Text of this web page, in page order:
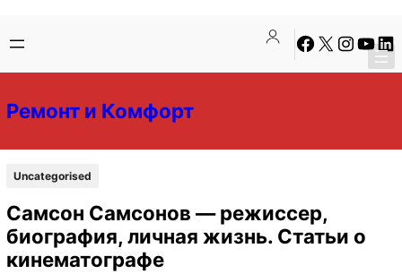
содержимому
содержимому
Facebook
X Instagram
Ремонт и Комфорт
Uncategorised
Самсон Самсонов — режиссер,
биография, личная жизнь. Статьи о
кинематографе